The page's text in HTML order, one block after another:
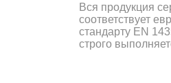
Вся продукция
соответствует
стандарту EN
строго